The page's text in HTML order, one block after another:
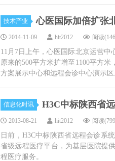
技术产业 心医国际加倍扩张
2014-11-09 hit2012 阅读
11月7日上午，心医国际北京运营
原来的500平方米扩增至1100平方
方案展示中心和远程会诊中心演示
信息化时讯 H3C中标陕西省
2013-08-21 hit2012 阅读
日前，H3C中标陕西省远程会诊系
省级远程医疗平台，为基层医院提
程医疗服务。